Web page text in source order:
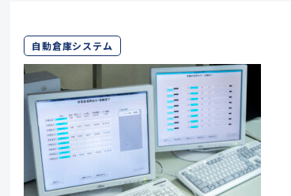
自動倉庫システム